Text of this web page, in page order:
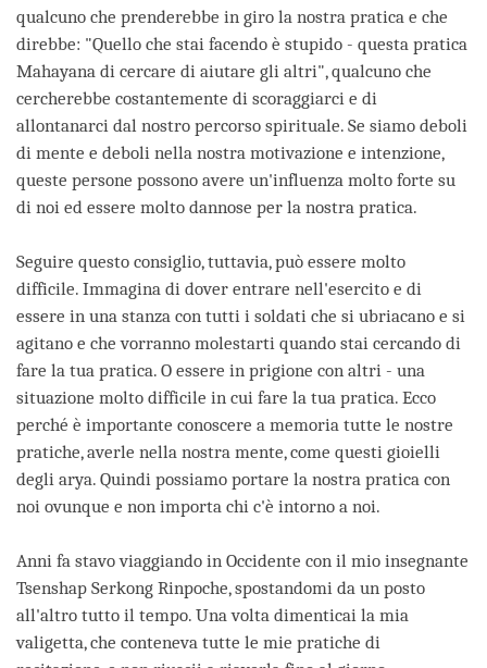
qualcuno che prenderebbe in giro la nostra pratica e che
direbbe: "Quello che stai facendo è stupido - questa pratica
Mahayana di cercare di aiutare gli altri", qualcuno che
cercherebbe costantemente di scoraggiarci e di
allontanarci dal nostro percorso spirituale. Se siamo deboli
di mente e deboli nella nostra motivazione e intenzione,
queste persone possono avere un'influenza molto forte su
di noi ed essere molto dannose per la nostra pratica.
Seguire questo consiglio, tuttavia, può essere molto
difficile. Immagina di dover entrare nell'esercito e di
essere in una stanza con tutti i soldati che si ubriacano e si
agitano e che vorranno molestarti quando stai cercando di
fare la tua pratica. O essere in prigione con altri - una
situazione molto difficile in cui fare la tua pratica. Ecco
perché è importante conoscere a memoria tutte le nostre
pratiche, averle nella nostra mente, come questi gioielli
degli arya. Quindi possiamo portare la nostra pratica con
noi ovunque e non importa chi c'è intorno a noi.
Anni fa stavo viaggiando in Occidente con il mio insegnante
Tsenshap Serkong Rinpoche, spostandomi da un posto
all'altro tutto il tempo. Una volta dimenticai la mia
valigetta, che conteneva tutte le mie pratiche di